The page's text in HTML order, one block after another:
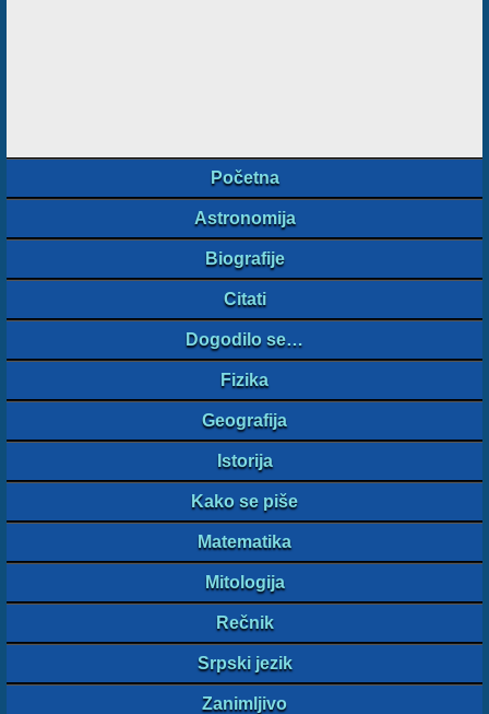
Početna
Astronomija
Biografije
Citati
Dogodilo se…
Fizika
Geografija
Istorija
Kako se piše
Matematika
Mitologija
Rečnik
Srpski jezik
Zanimljivo